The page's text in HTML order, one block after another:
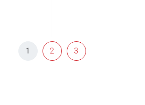
1 2 3